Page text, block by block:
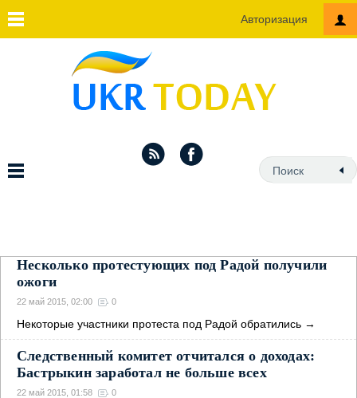
Авторизация
Несколько протестующих под Радой получили
ожоги
22 май 2015, 02:00 0
Некоторые участники протеста под Радой обратились →
Следственный комитет отчитался о доходах:
Бастрыкин заработал не больше всех
22 май 2015, 01:58 0